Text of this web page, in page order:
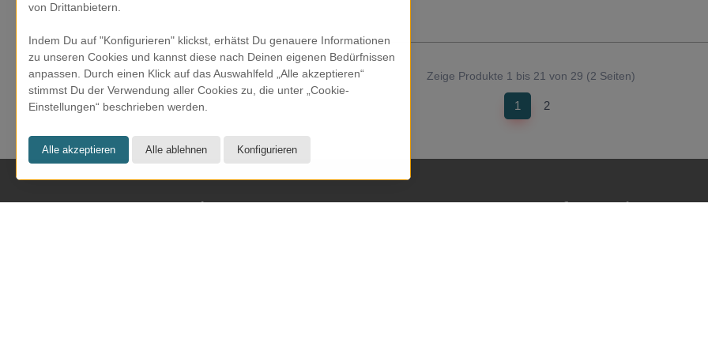
Klappkarte - Frühlingsblumen
CHF 5.90
von Drittanbietern.
Indem Du auf "Konfigurieren" klickst, erhätst Du genauere Informationen
zu unseren Cookies und kannst diese nach Deinen eigenen Bedürfnissen
anpassen. Durch einen Klick auf das Auswahlfeld „Alle akzeptieren“
stimmst Du der Verwendung aller Cookies zu, die unter „Cookie-
Einstellungen“ beschrieben werden.